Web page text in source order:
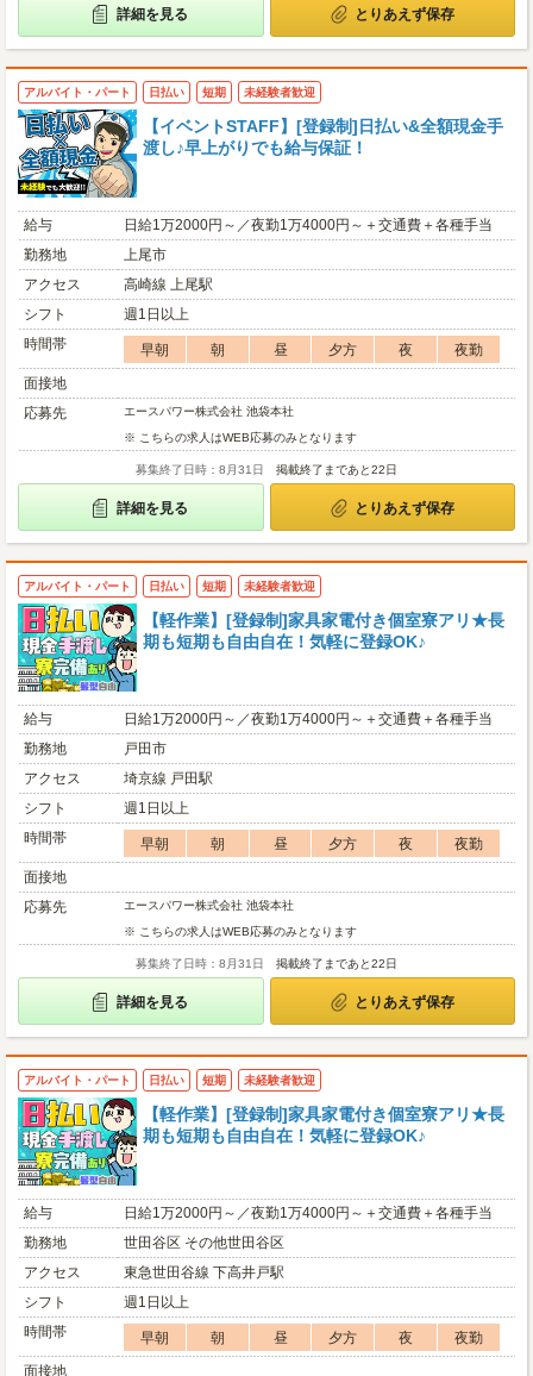
詳細を見る とりあえず保存
アルバイト・パート 日払い 短期 未経験者歓迎
【イベントSTAFF】[登録制]日払い&全額現金手
渡し♪早上がりでも給与保証！
給与
日給1万2000円～／夜勤1万4000円～＋交通費＋各種手当
勤務地
上尾市
アクセス
高崎線 上尾駅
シフト
週1日以上
時間帯
早朝 朝 昼 夕方 夜
夜勤
面接地
応募先
エースパワー株式会社 池袋本社
※ こちらの求人はWEB応募のみとなります
募集終了日時：8月31日 掲載終了まであと22日
詳細を見る とりあえず保存
アルバイト・パート 日払い 短期 未経験者歓迎
【軽作業】[登録制]家具家電付き個室寮アリ★長
期も短期も自由自在！気軽に登録OK♪
給与
日給1万2000円～／夜勤1万4000円～＋交通費＋各種手当
勤務地
戸田市
アクセス
埼京線 戸田駅
シフト
週1日以上
時間帯
早朝 朝 昼 夕方 夜
夜勤
面接地
応募先
エースパワー株式会社 池袋本社
※ こちらの求人はWEB応募のみとなります
募集終了日時：8月31日 掲載終了まであと22日
詳細を見る とりあえず保存
アルバイト・パート 日払い 短期 未経験者歓迎
【軽作業】[登録制]家具家電付き個室寮アリ★長
期も短期も自由自在！気軽に登録OK♪
給与
日給1万2000円～／夜勤1万4000円～＋交通費＋各種手当
勤務地
世田谷区 その他世田谷区
アクセス
東急世田谷線 下高井戸駅
シフト
週1日以上
時間帯
早朝 朝 昼 夕方 夜
夜勤
面接地